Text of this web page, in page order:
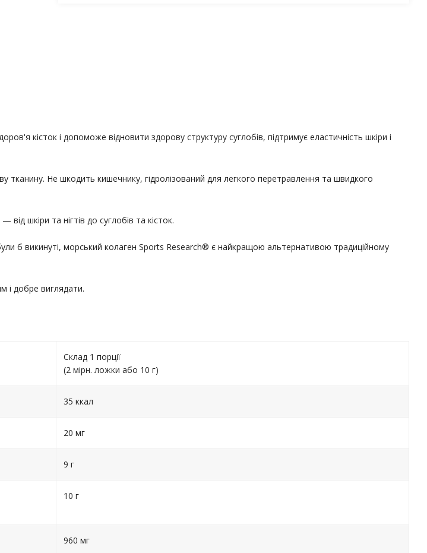
кісток і допоможе відновити здорову структуру суглобів, підтримує еластичність шкіри і
тканину. Не шкодить кишечнику, гідролізований для легкого перетравлення та швидкого
шкіри та нігтів до суглобів та кісток.
б викинуті, морський колаген Sports Research® є найкращою альтернативою традиційному
і добре виглядати.
Склад 1 порції
(2 мірн. ложки або 10 г)
35 ккал
20 мг
9 г
10 г
960 мг